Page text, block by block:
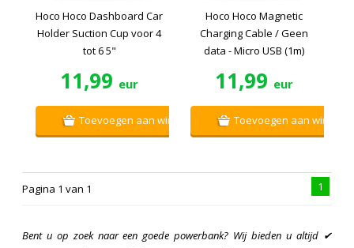
Hoco Hoco Dashboard Car
Holder Suction Cup voor 4
tot 6 5"
11,99 eur
Toevoegen aan winkelwagen
Hoco Hoco Magnetic
Charging Cable / Geen
data - Micro USB (1m)
11,99 eur
Toevoegen aan
Pagina 1 van 1 1
Bent u op zoek naar een goede powerbank? Wij bieden u altijd ✔